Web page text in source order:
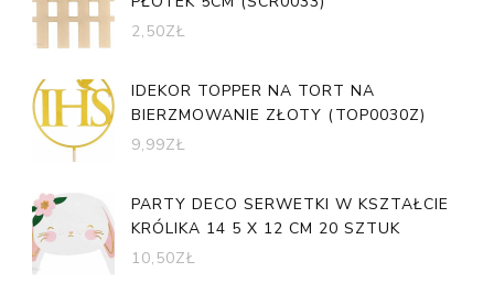
2,50ZŁ
IDEKOR TOPPER NA TORT NA
BIERZMOWANIE ZŁOTY (TOP0030Z)
9,99ZŁ
PARTY DECO SERWETKI W KSZTAŁCIE
KRÓLIKA 14 5 X 12 CM 20 SZTUK
10,50ZŁ